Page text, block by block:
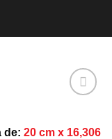
favorite!
de: 20 cm x 16,306